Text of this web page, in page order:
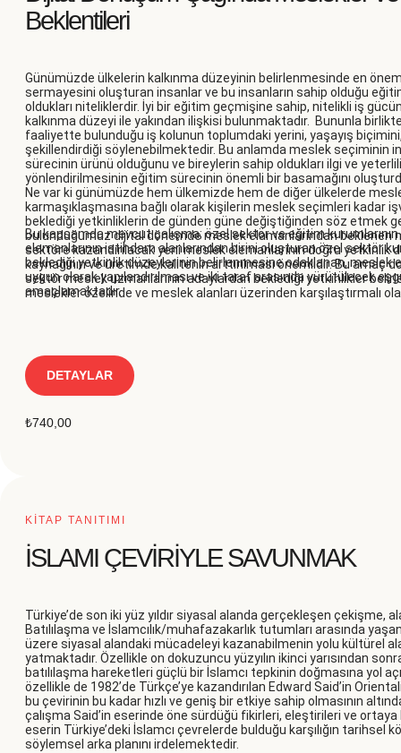
Beklentileri
Günümüzde ülkelerin kalkınma düzeyinin belirlenmesinde en
sermayesini oluşturan insanlar ve bu insanların sahip olduğu
oldukları niteliklerdir. İyi bir eğitim geçmişine sahip, nitelikli iş
kalkınma düzeyi ile yakından ilişkisi bulunmaktadır. Bununla
faaliyette bulunduğu iş kolunun toplumdaki yerini, yaşayış
şekillendirdiği söylenebilmektedir. Bu anlamda meslek seçiminin
sürecinin ürünü olduğunu ve bireylerin sahip oldukları ilgi ve
yönlendirilmesinin eğitim sürecinin önemli bir basamağını
Ne var ki günümüzde hem ülkemizde hem de diğer ülkelerde
karmaşıklaşmasına bağlı olarak kişilerin meslek seçimleri kadar
beklediği yetkinliklerin de günden güne değiştiğinden söz etmek
bulunduğumuz dijital dönemde meslek elamanlarından beklenen
sektöre kazandırılacak yeni meslek elemanlarının doğru
kaynağının ve üretimde kalitenin arttırılması önemlidir. Bu amaç
sektör meslek uzmanlarının adaylardan beklediği yetkinlikler
meslekler özelinde ve meslek alanları üzerinden karşılaştırmalı
Bu kapsamda mevcut çalışma; özel sektör ve eğitim
elemanlarının istihdam alanlarından birini oluşturan özel sektör
beklediği yetkinlik düzeylerinin belirlenmesine odaklanan,
uygun olarak yapılandırılması ve iki taraf arasında yürütülecek
amaçlamaktadır.
DETAYLAR
₺740,00
KİTAP TANITIMI
İSLAMI ÇEVİRİYLE SAVUNMAK
Türkiye’de son iki yüz yıldır siyasal alanda gerçekleşen çekişme,
Batılılaşma ve İslamcılık/muhafazakarlık tutumları arasında
üzere siyasal alandaki mücadeleyi kazanabilmenin yolu kültürel
yatmaktadır. Özellikle on dokuzuncu yüzyılın ikinci yarısından
batılılaşma hareketleri güçlü bir İslamcı tepkinin doğmasına yol
özellikle de 1982’de Türkçe’ye kazandırılan Edward Said’in
bu çevirinin bu kadar hızlı ve geniş bir etkiye sahip olmasının
çalışma Said’in eserinde öne sürdüğü fikirleri, eleştirileri ve
eserin Türkiye’deki İslamcı çevrelerde bulduğu karşılığın tarihsel
söylemsel arka planını irdelemektedir.